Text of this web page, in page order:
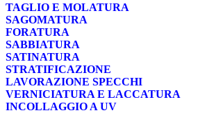
TAGLIO E MOLATURA
SAGOMATURA
FORATURA
SABBIATURA
SATINATURA
STRATIFICAZIONE
LAVORAZIONE SPECCHI
VERNICIATURA E LACCATURA
INCOLLAGGIO A UV